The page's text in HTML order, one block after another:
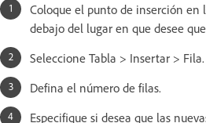
Coloque el punto de inserción en
debajo del lugar en que desee
Seleccione Tabla > Insertar > Fila.
Defina el número de filas.
Especifique si desea que las